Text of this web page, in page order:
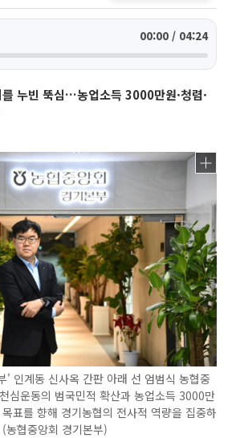
00:00 / 04:24
누빈 뚝심…농업소득 3000만원·청렴·
인계동 신사옥 간판 아래 선 엄범식 농협중
심운동의 범국민적 확산과 농업소득 3000만
표를 향해 경기농협의 전사적 역량을 집중하
농협중앙회 경기본부)